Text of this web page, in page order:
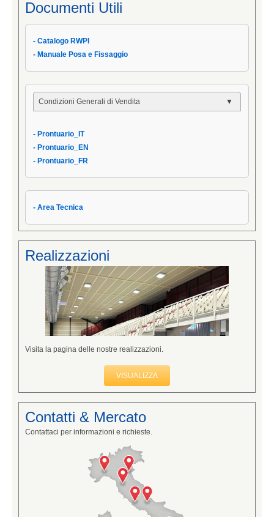
Documenti Utili
- Catalogo RWPI
- Manuale Posa e Fissaggio
Condizioni Generali di Vendita
- Condizioni di Vendita AIPPEG
- Prontuario_IT
- Prontuario_IT
- Prontuario_EN
- Prontuario_FR
- Area Tecnica
Realizzazioni
Visita la pagina delle nostre realizzazioni.
VISUALIZZA
Contatti & Mercato
Contattaci per informazioni e richieste.